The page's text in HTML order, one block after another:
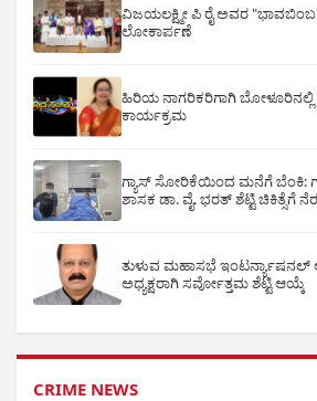
ವಿಜಯಲಕ್ಷ್ಮೀ ಪಿ ರೈ ಅವರ
ಲೋಕಾರ್ಪಣೆ
ಹಿರಿಯ ನಾಗರಿಕರಿಗಾಗಿ ಬೋಳೂರಿನಲ್ಲಿ
ಕಾರ್ಯಕ್ರಮ
ಗ್ಯಾಸ್ ಸೋರಿಕೆಯಿಂದ ಮನೆಗೆ ಬೆಂಕಿ:
ಶಾಸಕ ಡಾ. ವೈ. ಭರತ್ ಶೆಟ್ಟಿ ಚಿಕಿತ್ಸೆಗೆ
ತುಳುವ ಮಹಾಸಭೆ ಇಂಟರ್ನ್ಯಾಷನಲ್
ಅಧ್ಯಕ್ಷರಾಗಿ ಸರ್ವೋತ್ತಮ ಶೆಟ್ಟಿ ಆಯ್ಕೆ
CRIME NEWS